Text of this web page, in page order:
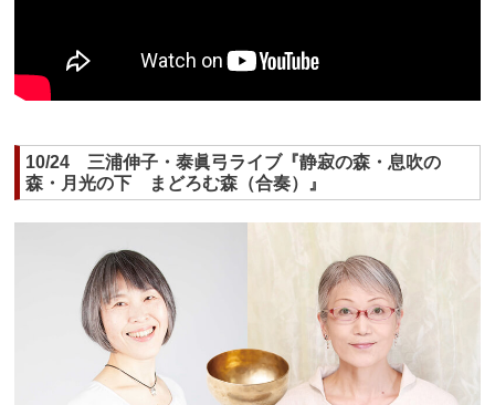
10/24 三浦伸子・泰眞弓ライブ『静寂の森・息吹の
森・月光の下 まどろむ森（合奏）』